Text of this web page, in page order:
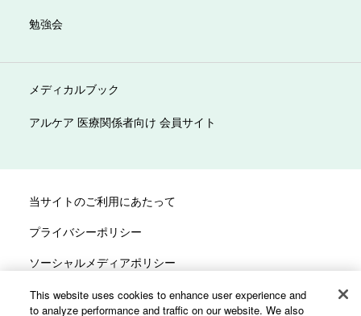
勉強会
メディカルブック
アルケア 医療関係者向け 会員サイト
当サイトのご利用にあたって
プライバシーポリシー
ソーシャルメディアポリシー
サイトマップ
This website uses cookies to enhance user experience and
to analyze performance and traffic on our website. We also